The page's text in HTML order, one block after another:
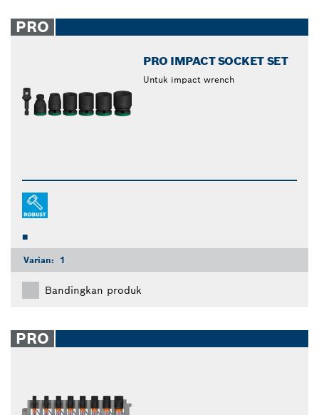
PRO
PRO IMPACT SOCKET SET
Untuk impact wrench
Varian: 1
Bandingkan produk
PRO